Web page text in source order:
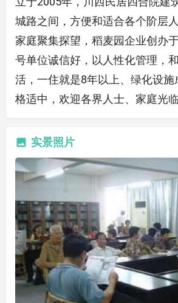
城路之间，方便和适合各个阶层
家庭聚集探望，稻麦园企业创办
号单位诚信好，以人性化管理，
活，一住就是8年以上、绿化设施
格适中，欢迎各界人士、家庭光临
实景照片